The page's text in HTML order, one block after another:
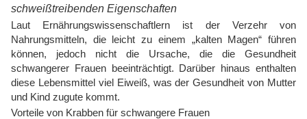
schweißtreibenden Eigenschaften
Laut Ernährungswissenschaftlern ist der Verzehr von
Nahrungsmitteln, die leicht zu einem „kalten Magen“ führen
können, jedoch nicht die Ursache, die die Gesundheit
schwangerer Frauen beeinträchtigt. Darüber hinaus enthalten
diese Lebensmittel viel Eiweiß, was der Gesundheit von Mutter
und Kind zugute kommt.
Vorteile von Krabben für schwangere Frauen